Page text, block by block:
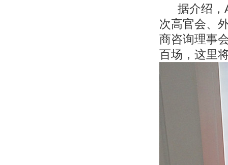
据介绍，
次高官会、
商咨询理事
百场，这里